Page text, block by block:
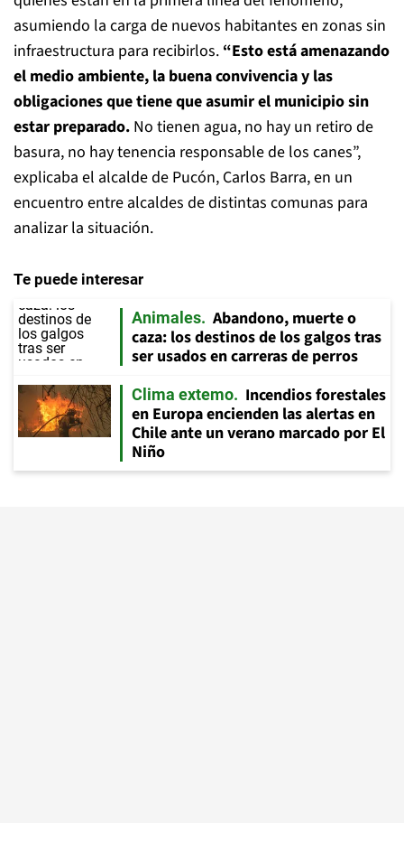
asumiendo la carga de nuevos habitantes en zonas sin
infraestructura para recibirlos. “Esto está amenazando
el medio ambiente, la buena convivencia y las
obligaciones que tiene que asumir el municipio sin
estar preparado. No tienen agua, no hay un retiro de
basura, no hay tenencia responsable de los canes”,
explicaba el alcalde de Pucón, Carlos Barra, en un
encuentro entre alcaldes de distintas comunas para
analizar la situación.
Te puede interesar
Animales
Abandono, muerte o
caza: los destinos de los galgos tras
ser usados en carreras de perros
Clima extemo
Incendios forestales
en Europa encienden las alertas en
Chile ante un verano marcado por El
Niño